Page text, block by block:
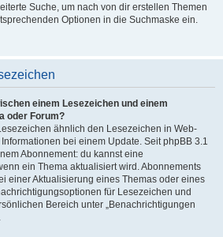
Suche, um nach von dir erstellen Themen
Optionen in die Suchmaske ein.
einem Lesezeichen und einem
oder Forum?
ähnlich den Lesezeichen in Web-
bei einem Update. Seit phpBB 3.1
Abonnement: du kannst eine
ein Thema aktualisiert wird. Abonnements
einer Aktualisierung eines Themas oder eines
für Lesezeichen und
Bereich unter „Benachrichtigungen